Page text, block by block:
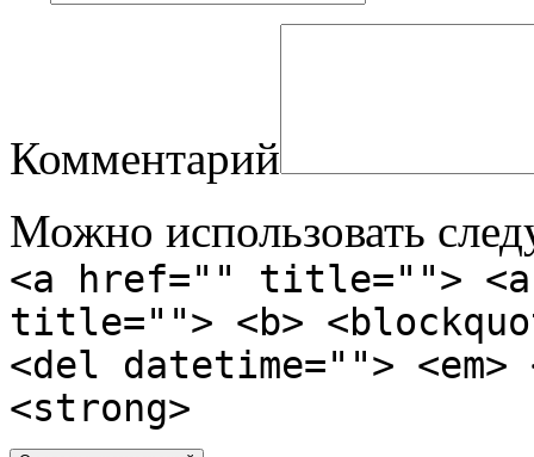
Комментарий
Можно использовать
<a href="" title="">
title=""> <b>
<del datetime="">
<strong>